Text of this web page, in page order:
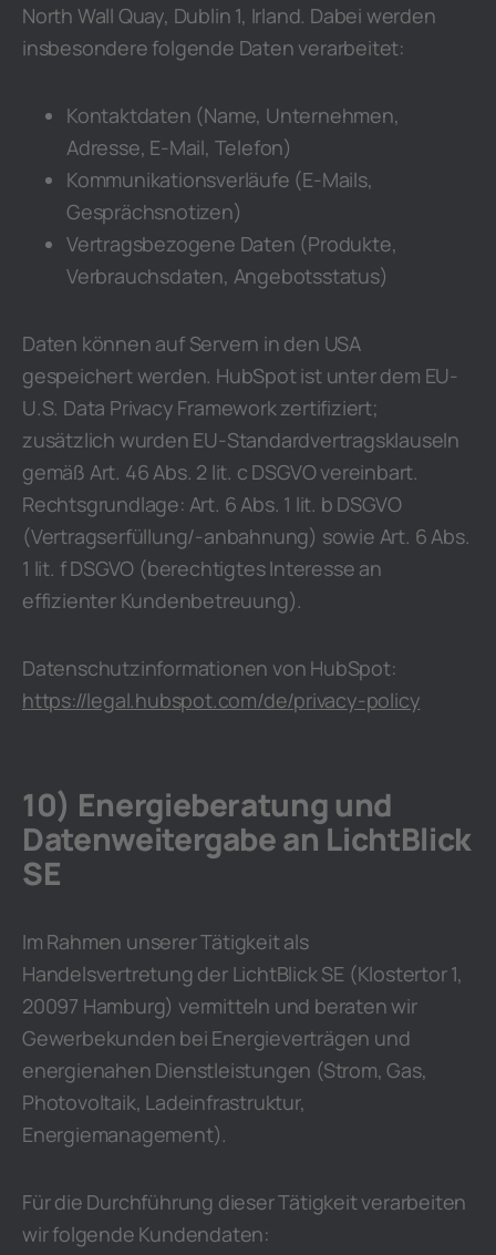
North Wall Quay, Dublin 1, Irland. Dabei werden
insbesondere folgende Daten verarbeitet:
Kontaktdaten (Name, Unternehmen,
Adresse, E-Mail, Telefon)
Kommunikationsverläufe (E-Mails,
Gesprächsnotizen)
Vertragsbezogene Daten (Produkte,
Verbrauchsdaten, Angebotsstatus)
Daten können auf Servern in den USA
gespeichert werden. HubSpot ist unter dem EU-
U.S. Data Privacy Framework zertifiziert;
zusätzlich wurden EU-Standardvertragsklauseln
gemäß Art. 46 Abs. 2 lit. c DSGVO vereinbart.
Rechtsgrundlage: Art. 6 Abs. 1 lit. b DSGVO
(Vertragserfüllung/-anbahnung) sowie Art. 6 Abs.
1 lit. f DSGVO (berechtigtes Interesse an
effizienter Kundenbetreuung).
Datenschutzinformationen von HubSpot:
https://legal.hubspot.com/de/privacy-policy
10) Energieberatung und
Datenweitergabe an LichtBlick
SE
Im Rahmen unserer Tätigkeit als
Handelsvertretung der LichtBlick SE (Klostertor 1,
20097 Hamburg) vermitteln und beraten wir
Gewerbekunden bei Energieverträgen und
energienahen Dienstleistungen (Strom, Gas,
Photovoltaik, Ladeinfrastruktur,
Energiemanagement).
Für die Durchführung dieser Tätigkeit verarbeiten
wir folgende Kundendaten: